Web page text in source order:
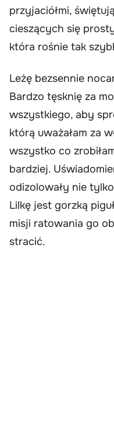
przyjaciółmi,
cieszących się
która rośnie tak
Leżę bezsennie
Bardzo tęsknię za
wszystkiego, aby
którą uważałam za
wszystko co
bardziej.
odizolowały nie
Lilkę jest gorzką
misji ratowania go
stracić.